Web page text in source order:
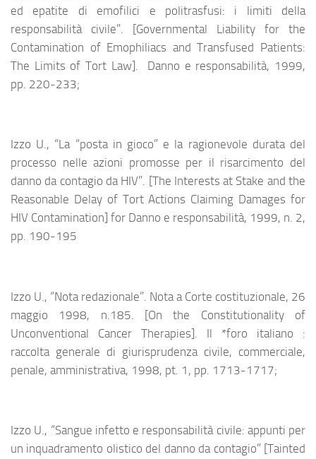
ed epatite di emofilici e politrasfusi: i limiti della
responsabilità civile”. [Governmental Liability for the
Contamination of Emophiliacs and Transfused Patients:
The Limits of Tort Law]. Danno e responsabilità, 1999,
pp. 220-233;
Izzo U., “La “posta in gioco” e la ragionevole durata del
processo nelle azioni promosse per il risarcimento del
danno da contagio da HIV”. [The Interests at Stake and the
Reasonable Delay of Tort Actions Claiming Damages for
HIV Contamination] for Danno e responsabilità, 1999, n. 2,
pp. 190-195
Izzo U., “Nota redazionale”. Nota a Corte costituzionale, 26
maggio 1998, n.185. [On the Constitutionality of
Unconventional Cancer Therapies]. Il *foro italiano :
raccolta generale di giurisprudenza civile, commerciale,
penale, amministrativa, 1998, pt. 1, pp. 1713-1717;
Izzo U., “Sangue infetto e responsabilità civile: appunti per
un inquadramento olistico del danno da contagio” [Tainted